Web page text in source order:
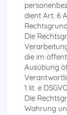
dient Art. 6
Die
die im
Ausübung
1 lit. e
Die
Wahrung